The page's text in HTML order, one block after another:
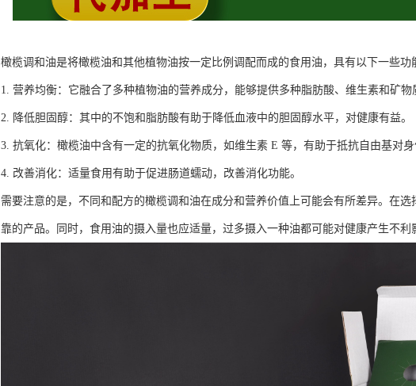
橄榄调和油是将橄榄油和其他植物油按一定比例调配而成的食用油，具有以下一些功
1. 营养均衡：它融合了多种植物油的营养成分，能够提供多种脂肪酸、维生素和矿
2. 降低胆固醇：其中的不饱和脂肪酸有助于降低血液中的胆固醇水平，对健康有益。
3. 抗氧化：橄榄油中含有一定的抗氧化物质，如维生素 E 等，有助于抵抗自由基对
4. 改善消化：适量食用有助于促进肠道蠕动，改善消化功能。
需要注意的是，不同和配方的橄榄调和油在成分和营养价值上可能会有所差异。在
靠的产品。同时，食用油的摄入量也应适量，过多摄入一种油都可能对健康产生不利